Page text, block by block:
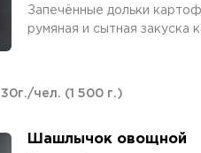
Запечённые дольки
румяная и сытная закуска
30г./чел. (1 500 г.)
Шашлычок овощной